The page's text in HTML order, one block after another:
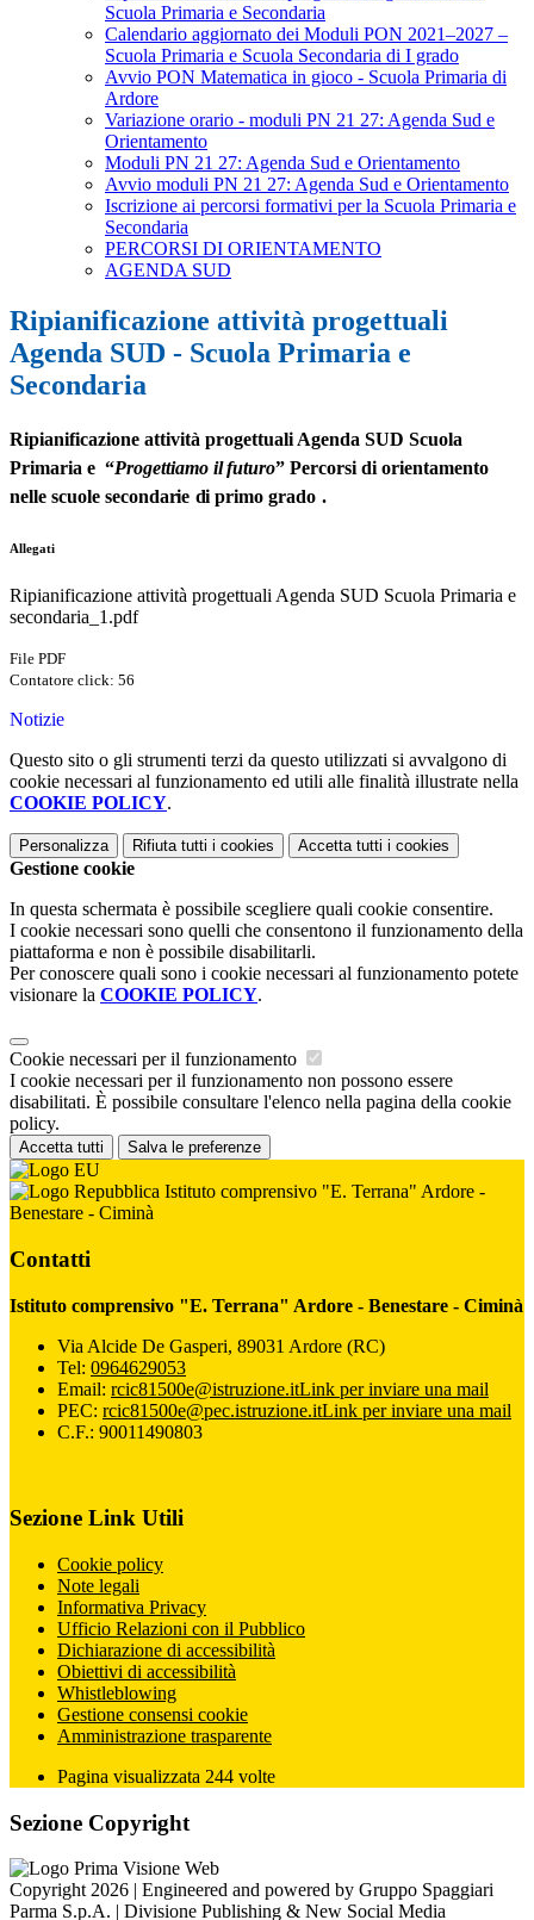
Scuola Primaria e Secondaria
Calendario aggiornato dei Moduli PON 2021–2027 –
Scuola Primaria e Scuola Secondaria di I grado
Avvio PON Matematica in gioco - Scuola Primaria di
Ardore
Variazione orario - moduli PN 21 27: Agenda Sud e
Orientamento
Moduli PN 21 27: Agenda Sud e Orientamento
Avvio moduli PN 21 27: Agenda Sud e Orientamento
Iscrizione ai percorsi formativi per la Scuola Primaria e
Secondaria
PERCORSI DI ORIENTAMENTO
AGENDA SUD
Ripianificazione attività progettuali
Agenda SUD - Scuola Primaria e
Secondaria
Ripianificazione attività progettuali Agenda SUD Scuola
Primaria e “Progettiamo il futuro” Percorsi di orientamento
nelle scuole secondarie di primogrado .
Allegati
Ripianificazione attività progettuali Agenda SUD Scuola Primaria e
secondaria_1.pdf
File PDF
Contatore click: 56
Notizie
Questo sito o gli strumenti terzi da questo utilizzati si avvalgono di
cookie necessari al funzionamento ed utili alle finalità illustrate nella
COOKIE POLICY.
Personalizza Rifiuta tutti i cookies Accetta tutti i cookies
Gestione cookie
In questa schermata è possibile scegliere quali cookie consentire.
I cookie necessari sono quelli che consentono il funzionamento della
piattaforma e non è possibile disabilitarli.
Per conoscere quali sono i cookie necessari al funzionamento potete
visionare la COOKIE POLICY.
Cookie necessari per il funzionamento
I cookie necessari per il funzionamento non possono essere
disabilitati. È possibile consultare l'elenco nella pagina della cookie
policy.
Accetta tutti Salva le preferenze
Istituto comprensivo "E. Terrana" Ardore -
Benestare - Ciminà
Contatti
Istituto comprensivo "E. Terrana" Ardore - Benestare - Ciminà
Via Alcide De Gasperi, 89031 Ardore (RC)
Tel: 0964629053
Email: rcic81500e@istruzione.itLink per inviare una mail
PEC: rcic81500e@pec.istruzione.itLink per inviare una mail
C.F.: 90011490803
Sezione Link Utili
Cookie policy
Note legali
Informativa Privacy
Ufficio Relazioni con il Pubblico
Dichiarazione di accessibilità
Obiettivi di accessibilità
Whistleblowing
Gestione consensi cookie
Amministrazione trasparente
Pagina visualizzata 244 volte
Sezione Copyright
Copyright 2026 | Engineered and powered by Gruppo Spaggiari
Parma S.p.A. | Divisione Publishing & New Social Media